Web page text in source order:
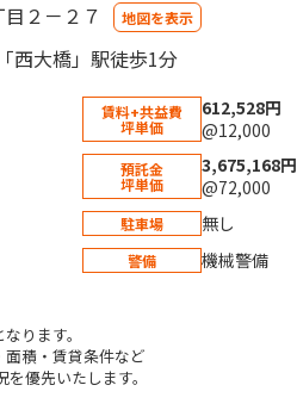
２－２７ 地図を表示
西大橋」駅徒歩1分
賃料+共益費
坪単価
612,528円
@12,000
預託金
坪単価
3,675,168円
@72,000
駐車場 無し
警備 機械警備
ります。
積・賃貸条件など
優先いたします。